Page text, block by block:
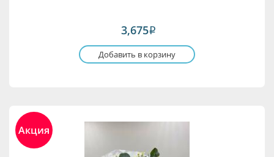
3,675i
Добавить в корзину
Акция